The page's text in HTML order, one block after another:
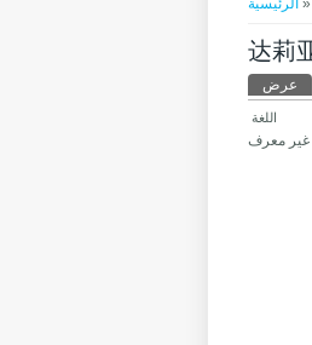
الرئيسية
达莉
عرض
‏اللغة ‏
غير معرف